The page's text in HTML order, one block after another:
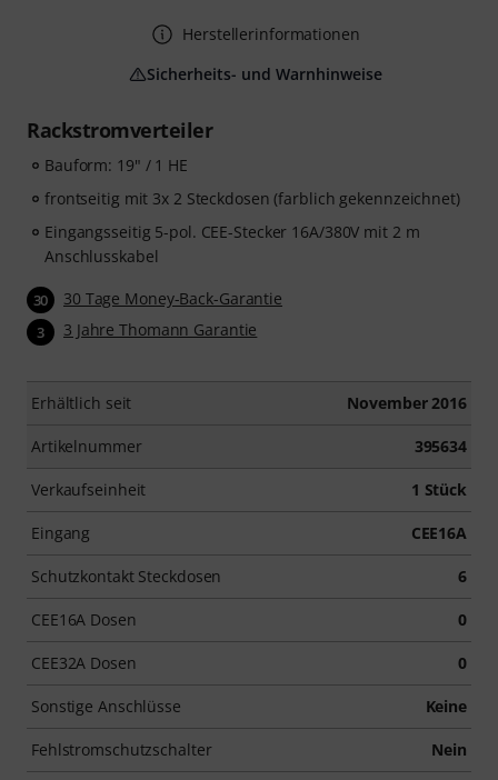
Rackstromverteiler
Bauform: 19" / 1 HE
frontseitig mit 3x 2 Steckdosen (farblich gekennzeichnet)
Eingangsseitig 5-pol. CEE-Stecker 16A/380V mit 2 m
Anschlusskabel
30 30 Tage Money-Back-Garantie
3 3 Jahre Thomann Garantie
Erhältlich seit November 2016
Artikelnummer 395634
Verkaufseinheit 1 Stück
Eingang CEE16A
Schutzkontakt Steckdosen 6
CEE16A Dosen 0
CEE32A Dosen 0
Sonstige Anschlüsse Keine
Fehlstromschutzschalter Nein
Herstellerinformationen
Sicherheits- und Warnhinweise